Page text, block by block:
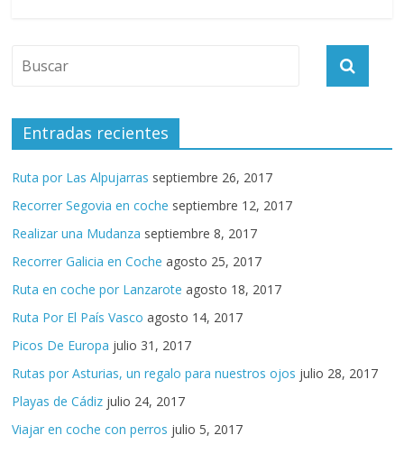
Entradas recientes
Ruta por Las Alpujarras septiembre 26, 2017
Recorrer Segovia en coche septiembre 12, 2017
Realizar una Mudanza septiembre 8, 2017
Recorrer Galicia en Coche agosto 25, 2017
Ruta en coche por Lanzarote agosto 18, 2017
Ruta Por El País Vasco agosto 14, 2017
Picos De Europa julio 31, 2017
Rutas por Asturias, un regalo para nuestros ojos julio 28, 2017
Playas de Cádiz julio 24, 2017
Viajar en coche con perros julio 5, 2017